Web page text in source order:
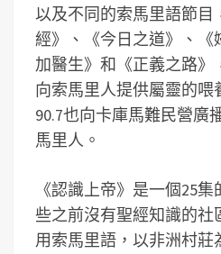
以及不同的索馬里語節目
經》、《今日之道》、《
加醫生》和《正義之路
向索馬里人提供屬靈的喂
90.7也向卡庫馬難民營廣
馬里人。
《認識上帝》是一個25
些之前沒有聖經知識的社
用索馬里語，以非洲村莊